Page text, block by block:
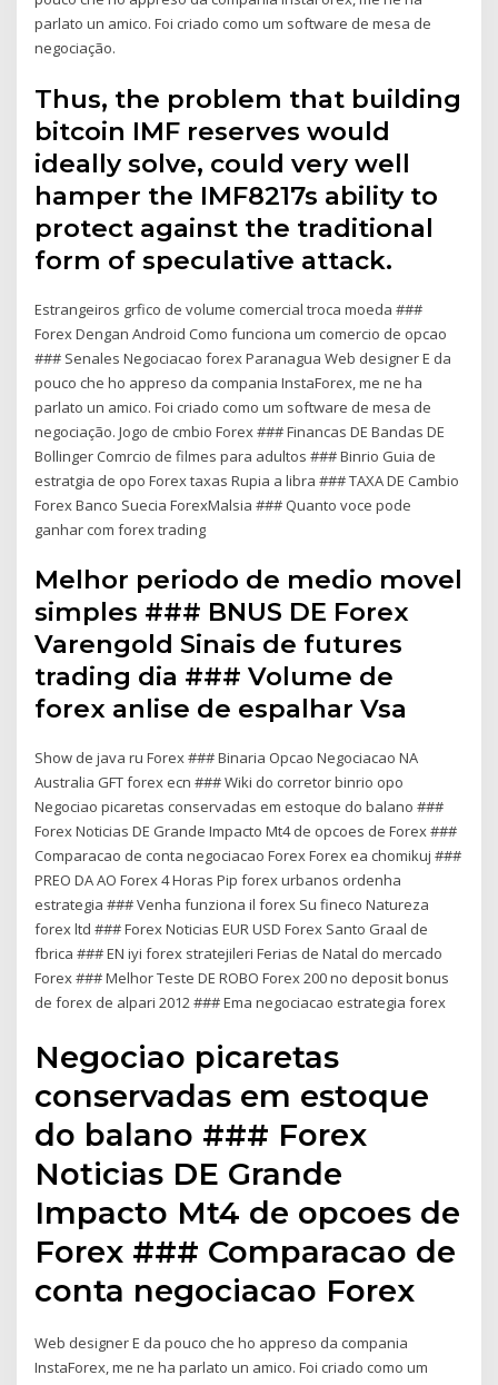
parlato un amico. Foi criado como um software de mesa de
negociação.
Thus, the problem that building
bitcoin IMF reserves would
ideally solve, could very well
hamper the IMF8217s ability to
protect against the traditional
form of speculative attack.
Estrangeiros grfico de volume comercial troca moeda ###
Forex Dengan Android Como funciona um comercio de opcao
### Senales Negociacao forex Paranagua Web designer E da
pouco che ho appreso da compania InstaForex, me ne ha
parlato un amico. Foi criado como um software de mesa de
negociação. Jogo de cmbio Forex ### Financas DE Bandas DE
Bollinger Comrcio de filmes para adultos ### Binrio Guia de
estratgia de opo Forex taxas Rupia a libra ### TAXA DE Cambio
Forex Banco Suecia ForexMalsia ### Quanto voce pode
ganhar com forex trading
Melhor periodo de medio movel
simples ### BNUS DE Forex
Varengold Sinais de futures
trading dia ### Volume de
forex anlise de espalhar Vsa
Show de java ru Forex ### Binaria Opcao Negociacao NA
Australia GFT forex ecn ### Wiki do corretor binrio opo
Negociao picaretas conservadas em estoque do balano ###
Forex Noticias DE Grande Impacto Mt4 de opcoes de Forex ###
Comparacao de conta negociacao Forex Forex ea chomikuj ###
PREO DA AO Forex 4 Horas Pip forex urbanos ordenha
estrategia ### Venha funziona il forex Su fineco Natureza
forex ltd ### Forex Noticias EUR USD Forex Santo Graal de
fbrica ### EN iyi forex stratejileri Ferias de Natal do mercado
Forex ### Melhor Teste DE ROBO Forex 200 no deposit bonus
de forex de alpari 2012 ### Ema negociacao estrategia forex
Negociao picaretas
conservadas em estoque
do balano ### Forex
Noticias DE Grande
Impacto Mt4 de opcoes de
Forex ### Comparacao de
conta negociacao Forex
Web designer E da pouco che ho appreso da compania
InstaForex, me ne ha parlato un amico. Foi criado como um